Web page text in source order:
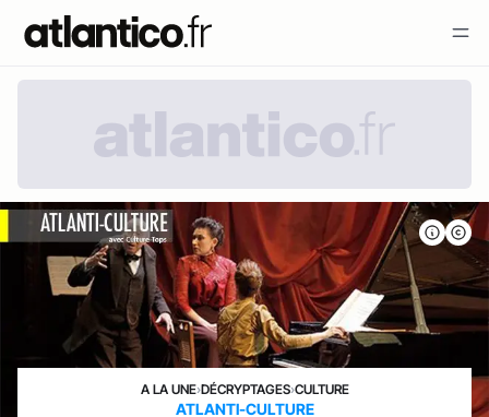
A LA UNE›DÉCRYPTAGES›CULTURE
ATLANTI-CULTURE